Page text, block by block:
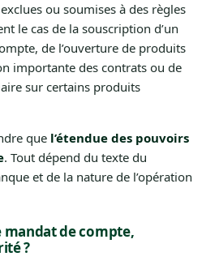
ou soumises à des règles
le cas de la souscription d’un
de l’ouverture de produits
importante des contrats ou de
sur certains produits
que l’étendue des pouvoirs
. Tout dépend du texte du
et de la nature de l’opération
de compte,
?